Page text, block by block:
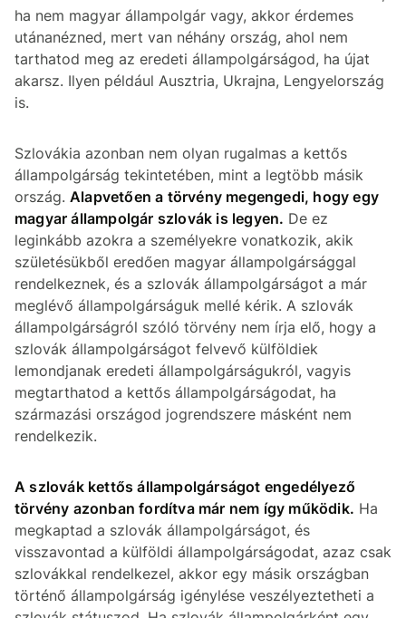
ha nem magyar állampolgár vagy, akkor érdemes
utánanézned, mert van néhány ország, ahol nem
tarthatod meg az eredeti állampolgárságod, ha újat
akarsz. Ilyen például Ausztria, Ukrajna, Lengyelország
is.
Szlovákia azonban nem olyan rugalmas a kettős
állampolgárság tekintetében, mint a legtöbb másik
ország. Alapvetően a törvény megengedi, hogy egy
magyar állampolgár szlovák is legyen. De ez
leginkább azokra a személyekre vonatkozik, akik
születésükből eredően magyar állampolgársággal
rendelkeznek, és a szlovák állampolgárságot a már
meglévő állampolgárságuk mellé kérik. A szlovák
állampolgárságról szóló törvény nem írja elő, hogy a
szlovák állampolgárságot felvevő külföldiek
lemondjanak eredeti állampolgárságukról, vagyis
megtarthatod a kettős állampolgárságodat, ha
származási országod jogrendszere másként nem
rendelkezik.
A szlovák kettős állampolgárságot engedélyező
törvény azonban fordítva már nem így működik. Ha
megkaptad a szlovák állampolgárságot, és
visszavontad a külföldi állampolgárságodat, azaz csak
szlovákkal rendelkezel, akkor egy másik országban
történő állampolgárság igénylése veszélyeztetheti a